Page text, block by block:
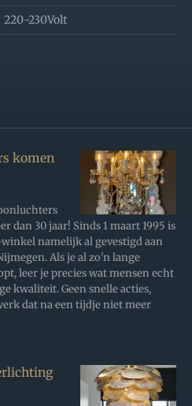
220-230Volt
komen
dan 30 jaar! Sinds 1 maart 1995 is
namelijk al gevestigd aan
Als je al zo'n lange
leer je precies wat mensen echt
kwaliteit. Geen snelle acties,
dat na een tijdje niet meer